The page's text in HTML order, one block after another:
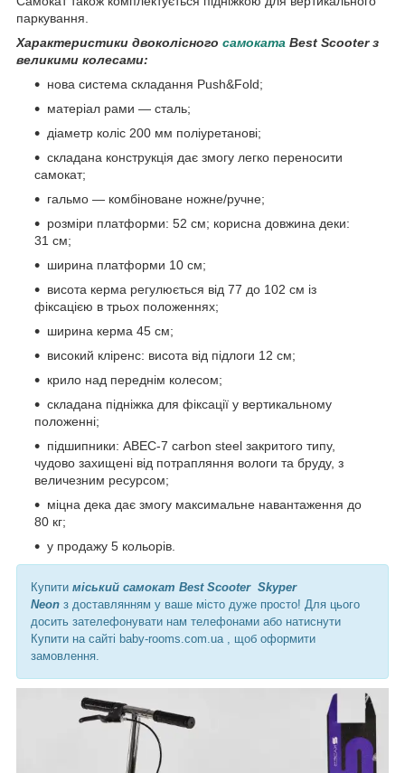
паркування.
Характеристики двоколісного самоката Best Scooter з
великими колесами:
нова система складання Push&Fold;
матеріал рами — сталь;
діаметр коліс 200 мм поліуретанові;
складана конструкція дає змогу легко переносити
самокат;
гальмо — комбіноване ножне/ручне;
розміри платформи: 52 см; корисна довжина деки:
31 см;
ширина платформи 10 см;
висота керма регулюється від 77 до 102 см із
фіксацією в трьох положеннях;
ширина керма 45 см;
високий кліренс: висота від підлоги 12 см;
крило над переднім колесом;
складана підніжка для фіксації у вертикальному
положенні;
підшипники: ABEC-7 carbon steel закритого типу,
чудово захищені від потрапляння вологи та бруду, з
величезним ресурсом;
міцна дека дає змогу максимальне навантаження до
80 кг;
у продажу 5 кольорів.
Купити міський самокат Best Scooter Skyper
Neon з доставлянням у ваше місто дуже просто! Для цього
досить зателефонувати нам телефонами або натиснути
Купити на сайті baby-rooms.com.ua , щоб оформити
замовлення.